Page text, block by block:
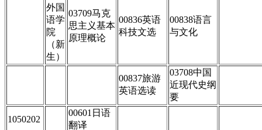
外国
语学
院
（新
生）
03709马克
思主义基本
原理概论
00836英语
科技文选
00838语言
与文化
00837旅游
英语选读
03708中国
近现代史纲
要
1050202
00601日语
翻译